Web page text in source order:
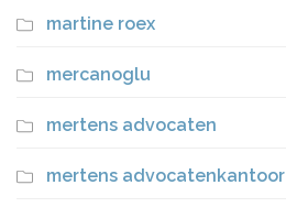
martine roex
mercanoglu
mertens advocaten
mertens advocatenkantoor